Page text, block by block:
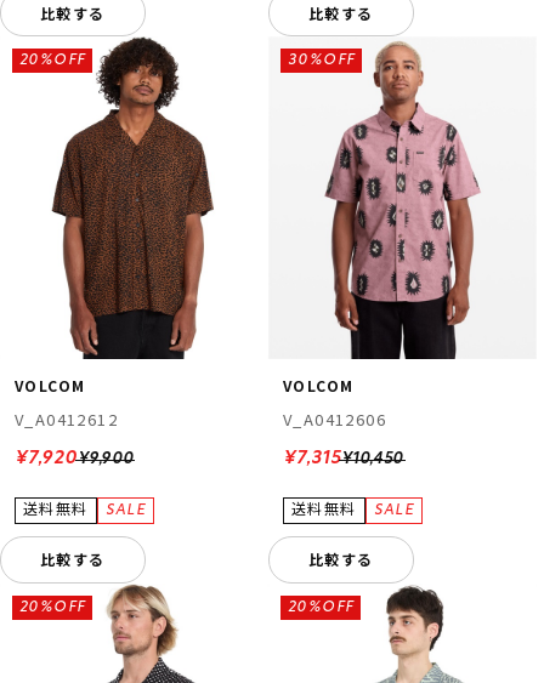
比較する 比較する
VOLCOM
V_A0412612
¥9,900
20%OFF
¥7,920
比較する
VOLCOM
V_A0412606
¥10,450
30%OFF
¥7,315
比較する
20%OFF 20%OFF